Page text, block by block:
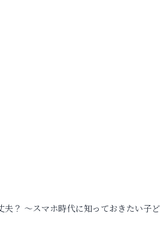
夫？ ～スマホ時代に知っておきたい子